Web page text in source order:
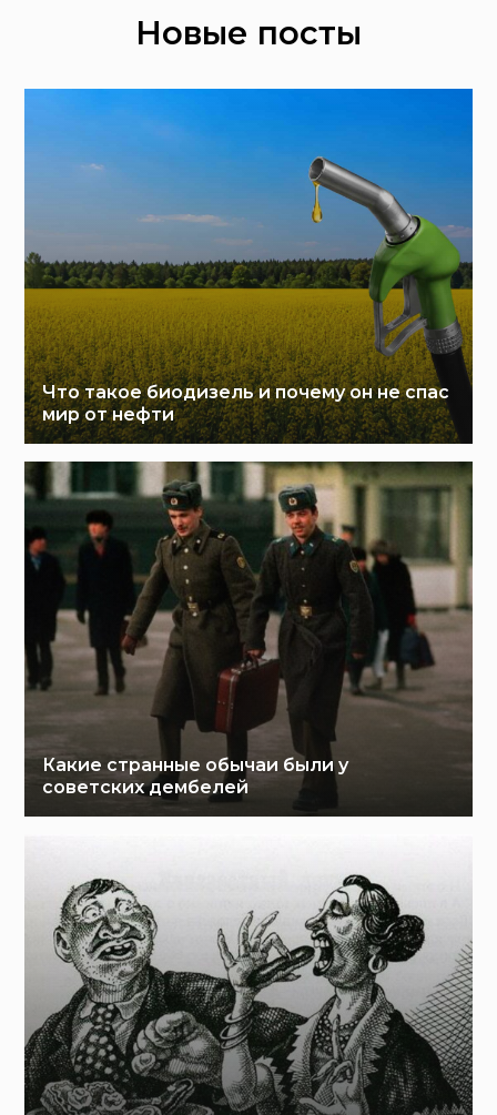
Новые посты
Что такое биодизель и почему он не спас
мир от нефти
Какие странные обычаи были у
советских дембелей